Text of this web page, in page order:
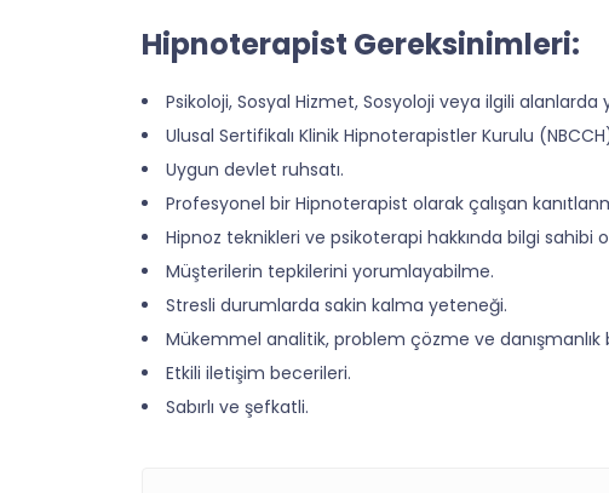
Hipnoterapist Gereksinimleri:
Psikoloji, Sosyal Hizmet, Sosyoloji veya ilgili alanlarda
Ulusal Sertifikalı Klinik Hipnoterapistler Kurulu
Uygun devlet ruhsatı.
Profesyonel bir Hipnoterapist olarak çalışan
Hipnoz teknikleri ve psikoterapi hakkında bilgi sahibi
Müşterilerin tepkilerini yorumlayabilme.
Stresli durumlarda sakin kalma yeteneği.
Mükemmel analitik, problem çözme ve danışmanlık
Etkili iletişim becerileri.
Sabırlı ve şefkatli.